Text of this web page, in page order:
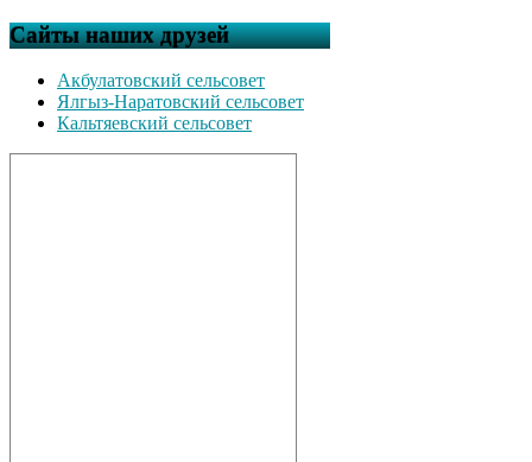
Сайты наших друзей
Акбулатовский сельсовет
Ялгыз-Наратовский сельсовет
Кальтяевский сельсовет